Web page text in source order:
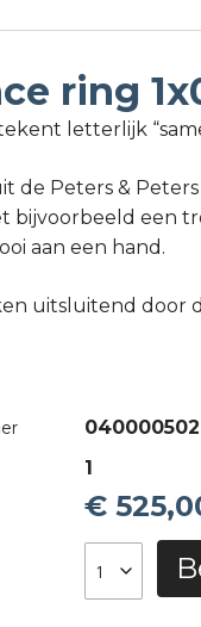
ring
letterlijk
de Peters &
bijvoorbeeld een
aan een hand.
uitsluitend door
040000502
1
€